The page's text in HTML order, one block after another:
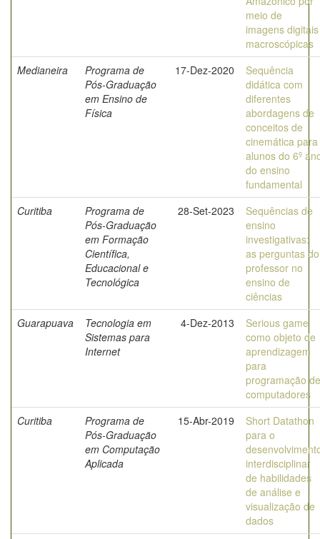
meio de
imagens digitais
macroscópicas
Medianeira
Programa de
Pós-Graduação
em Ensino de
Física
17-Dez-2020
Sequência
didática com
diferentes
abordagens de
conceitos de
cinemática para
alunos do 6º
do ensino
fundamental
Curitiba
Programa de
Pós-Graduação
em Formação
Científica,
Educacional e
Tecnológica
28-Set-2023
Sequências de
ensino
investigativas:
as perguntas do
professor no
ensino de
ciências
Guarapuava
Tecnologia em
Sistemas para
Internet
4-Dez-2013
Serious game
como objeto de
aprendizagem
para
programação de
computadores
Curitiba
Programa de
Pós-Graduação
em Computação
Aplicada
15-Abr-2019
Short Datathon
para o
interdisciplinar
de habilidades
de análise e
visualização de
dados